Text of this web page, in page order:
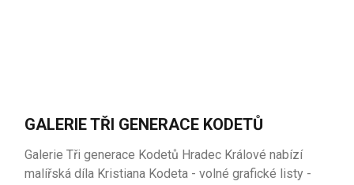
GALERIE TŘI GENERACE KODETŮ
Galerie Tři generace Kodetů Hradec Králové nabízí
malířská díla Kristiana Kodeta - volné grafické listy -